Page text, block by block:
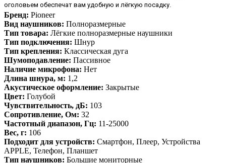
оголовьем обеспечат вам удобную и лёгкую посадку.
Бренд: Pioneer
Вид наушников: Полноразмерные
Тип товара: Лёгкие полноразмерные наушники
Тип подключения: Шнур
Тип крепления: Классическая дуга
Шумоподавление: Пассивное
Наличие микрофона: Нет
Длина шнура, м: 1,2
Акустическое оформление: Закрытые
Цвет: Голубой
Чувствительность, дБ: 103
Сопротивление, Ом: 32
Частотный диапазон, Гц: 11-25000
Вес, г: 106
Подходит для устройств: Смартфон, Плеер, Устройства
APPLE, Телефон, Планшет
Тип наушников: Большие мониторные